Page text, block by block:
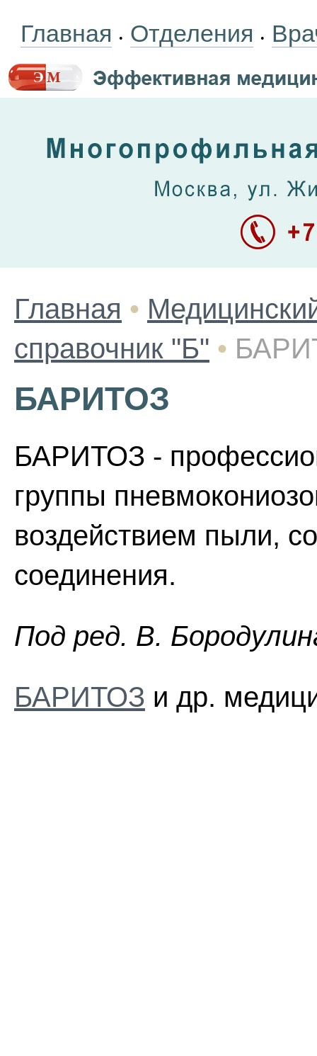
Главная • Отделения •
Главная •
справочник "Б" •
БАРИТОЗ
БАРИТОЗ -
группы
воздействием пыли,
соединения.
Пoд peд. B.
БАРИТОЗ и др.